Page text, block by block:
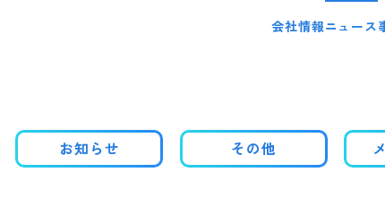
会社情報ニュース
お知らせ その他